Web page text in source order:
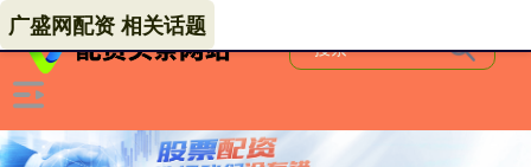
广盛网配资 相关话题